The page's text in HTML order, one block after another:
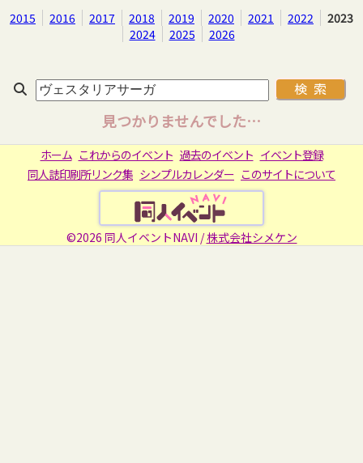
2015 2016 2017 2018 2019 2020 2021 2022
2023
2024
2025 2026
見つかりませんでした…
ホーム これからのイベント 過去のイベント イベント登録
同人誌印刷所リンク集 シンプルカレンダー このサイトについて
©2026 同人イベントNAVI /株式会社シメケン